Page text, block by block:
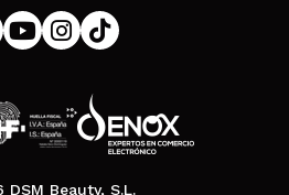
DSM Beauty, S.L.